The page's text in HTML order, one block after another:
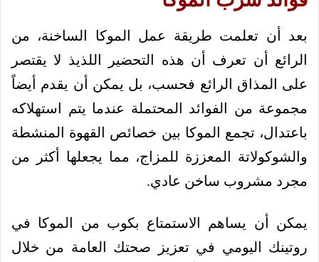
بعد أن تعلمت طريقة عمل الموكا الساخنة، من
الرائع أن تعرف أن هذه التحضير اللذيذ لا يقتصر
على المذاق الرائع فحسب، بل يمكن أن يقدم أيضاً
مجموعة من الفوائد المحتملة عندما يتم استهلاكه
باعتدال، تجمع الموكا بين خصائص القهوة المنشطة
والشوكولاتة المعززة للمزاج، مما يجعلها أكثر من
مجرد مشروب ساخن عادي.
يمكن أن يساهم الاستمتاع بكوب من الموكا في
روتينك اليومي في تعزيز صحتك العامة من خلال